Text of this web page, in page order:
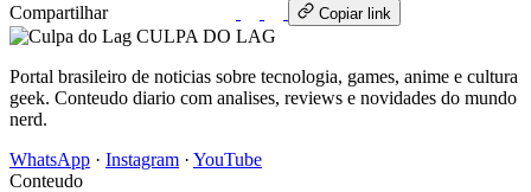
Compartilhar
Copiar link
CULPA DO LAG
Portal brasileiro de noticias sobre tecnologia, games, anime e cultura
geek. Conteudo diario com analises, reviews e novidades do mundo
nerd.
WhatsApp · Instagram · YouTube
Conteudo